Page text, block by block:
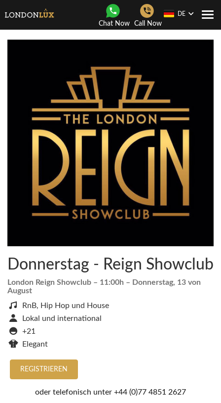
Chat Now Call Now
DE
Donnerstag - Reign Showclub
London Reign Showclub – 11:00h – Donnerstag, 13 von
August
RnB, Hip Hop und House
Lokal und international
+21
Elegant
REGISTRIEREN
oder telefonisch unter +44 (0)77 4851 2627